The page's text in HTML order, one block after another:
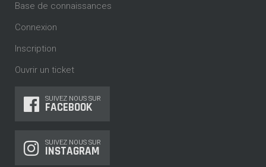
Base de connaissances
Connexion
Inscription
Ouvrir un ticket
SUIVEZ NOUS SUR
FACEBOOK
SUIVEZ NOUS SUR
INSTAGRAM